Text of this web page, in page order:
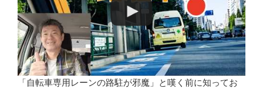
「自転車専用レーンの路駐が邪魔」と嘆く前に知ってお